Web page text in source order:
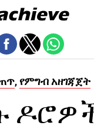
, የምግብ አዘገጃጀት